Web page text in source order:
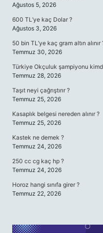
Ağustos 5, 2026
600 TL’ye kaç Dolar ?
Ağustos 3, 2026
50 bin TL’ye kaç gram altın alınır
Temmuz 30, 2026
Türkiye Okçuluk şampiyonu
Temmuz 28, 2026
Taşıt neyi çağrıştırır ?
Temmuz 25, 2026
Kasaplık belgesi nereden alınır ?
Temmuz 25, 2026
Kastek ne demek ?
Temmuz 24, 2026
250 cc cg kaç hp ?
Temmuz 24, 2026
Horoz hangi sınıfa girer ?
Temmuz 22, 2026